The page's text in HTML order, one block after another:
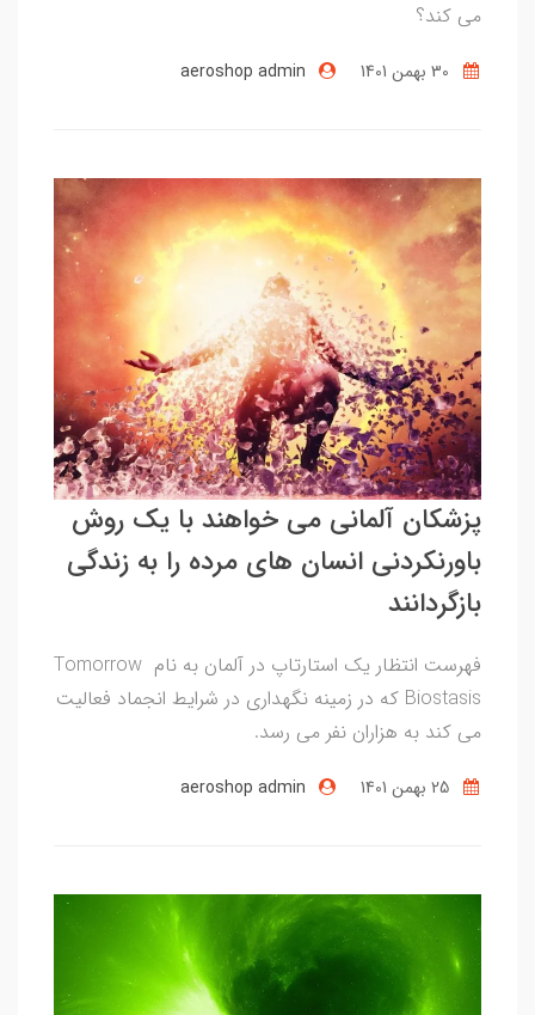
می کند؟
aeroshop admin
پزشکان آلمانی می خواهند با یک روش
باورنکردنی انسان های مرده را به زندگی
بازگردانند
فهرست انتظار یک استارتاپ در آلمان به نام Tomorrow
Biostasis که در زمینه نگهداری در شرایط انجماد فعالیت
می کند به هزاران نفر می رسد.
aeroshop admin